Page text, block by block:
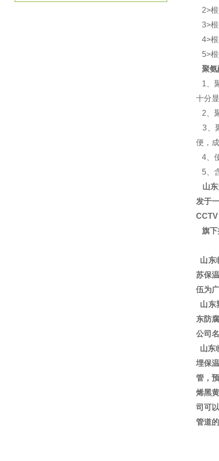
2>根
3>根
4>根
5>根
聚氨
1、
十分
2、
3、
便，
4、
5、
山东
发于
旗下
山东
苏保
伍为
山东
东防
公司
山东
埋保
管，
烯黑
司可
管道